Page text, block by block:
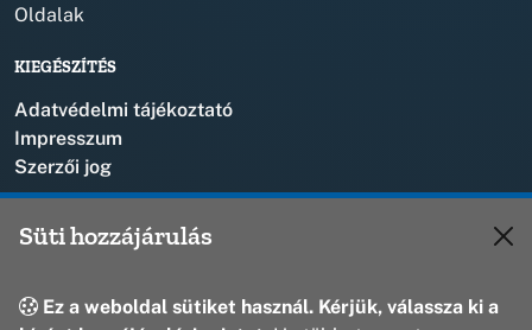
Oldalak
KIEGÉSZÍTÉS
Adatvédelmi tájékoztató
Impresszum
Szerzői jog
8431 Bakonyszentlászló, Vak Bottyán u. 1.
Süti hozzájárulás
Ez a weboldal sütiket használ. Kérjük, válassza ki a